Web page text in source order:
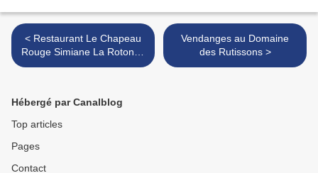
< Restaurant Le Chapeau
Rouge Simiane La Rotonde
04
Vendanges au Domaine
des Rutissons >
Hébergé par Canalblog
Top articles
Pages
Contact